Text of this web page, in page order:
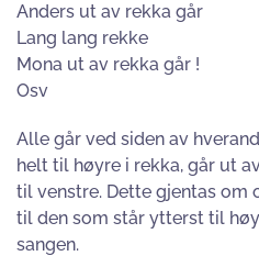
Anders ut av rekka går
Lang lang rekke
Mona ut av rekka går !
Osv
Alle går ved siden av
helt til høyre i rekka, går ut
til venstre. Dette gjentas om
til den som står ytterst til
sangen.